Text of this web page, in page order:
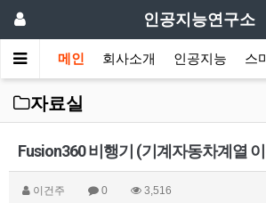
인공지능연구소
메인 회사소개 인공지능 스
자료실
Fusion360 비행기 (기계자동차계열
이건주 0 3,516